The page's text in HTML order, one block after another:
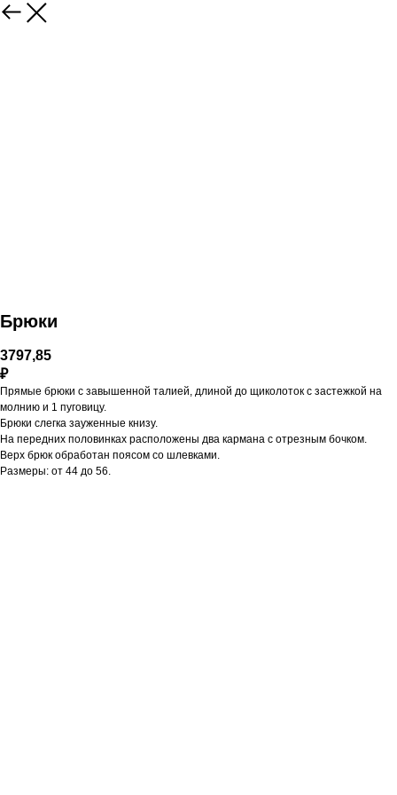
Брюки
3797,85
₽
Прямые брюки с завышенной талией, длиной до щиколоток с застежкой на
молнию и 1 пуговицу.
Брюки слегка зауженные книзу.
На передних половинках расположены два кармана с отрезным бочком.
Верх брюк обработан поясом со шлевками.
Размеры: от 44 до 56.